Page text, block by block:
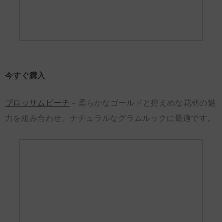
今すぐ購入
ブロッサムビーチ – 柔らかなゴールドと控えめな花柄の魅
力を組み合わせ、ナチュラルなグラムルックに最適です。